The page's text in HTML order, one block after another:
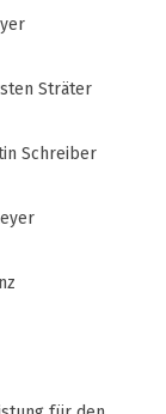
Sträter
Schreiber